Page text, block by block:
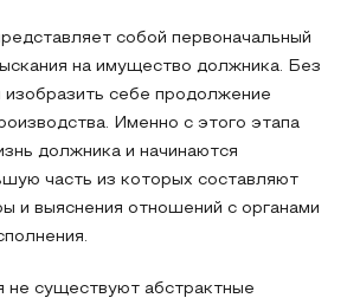
собой первоначальный
на имущество должника. Без
изобразить себе продолжение
Именно с этого этапа
должника и начинаются
часть из которых составляют
и выяснения отношений с органами
не существуют абстрактные